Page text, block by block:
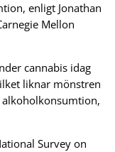
enligt Jonathan
Mellon
cannabis idag
liknar mönstren
Survey on